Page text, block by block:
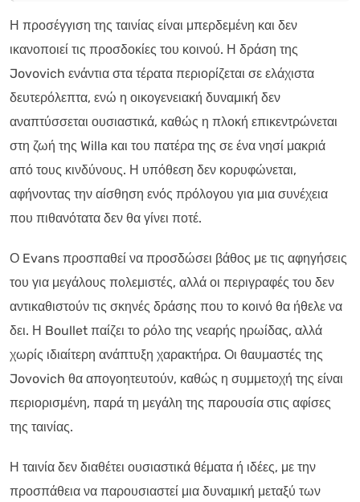
Η προσέγγιση της ταινίας είναι μπερδεμένη και δεν
ικανοποιεί τις προσδοκίες του κοινού. Η δράση της
Jovovich ενάντια στα τέρατα περιορίζεται σε ελάχιστα
δευτερόλεπτα, ενώ η οικογενειακή δυναμική δεν
αναπτύσσεται ουσιαστικά, καθώς η πλοκή επικεντρώνεται
στη ζωή της Willa και του πατέρα της σε ένα νησί μακριά
από τους κινδύνους. Η υπόθεση δεν κορυφώνεται,
αφήνοντας την αίσθηση ενός πρόλογου για μια συνέχεια
που πιθανότατα δεν θα γίνει ποτέ.
Ο Evans προσπαθεί να προσδώσει βάθος με τις αφηγήσεις
του για μεγάλους πολεμιστές, αλλά οι περιγραφές του δεν
αντικαθιστούν τις σκηνές δράσης που το κοινό θα ήθελε να
δει. Η Boullet παίζει το ρόλο της νεαρής ηρωίδας, αλλά
χωρίς ιδιαίτερη ανάπτυξη χαρακτήρα. Οι θαυμαστές της
Jovovich θα απογοητευτούν, καθώς η συμμετοχή της είναι
περιορισμένη, παρά τη μεγάλη της παρουσία στις αφίσες
της ταινίας.
Η ταινία δεν διαθέτει ουσιαστικά θέματα ή ιδέες, με την
προσπάθεια να παρουσιαστεί μια δυναμική μεταξύ των